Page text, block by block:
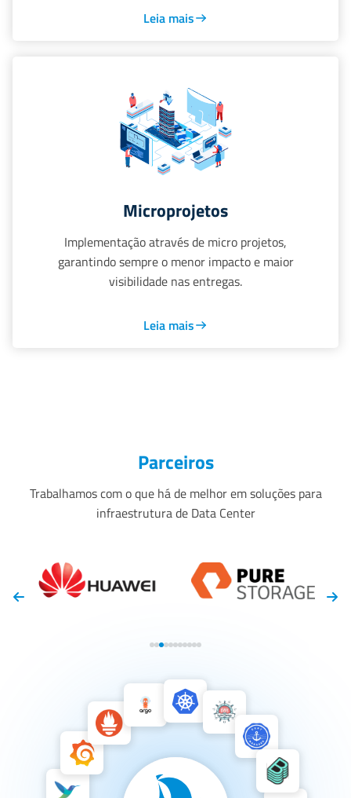
Leia mais
Microprojetos
Implementação através de micro projetos,
garantindo sempre o menor impacto e maior
visibilidade nas entregas.
Leia mais
Parceiros
Trabalhamos com o que há de melhor em soluções para
infraestrutura de Data Center